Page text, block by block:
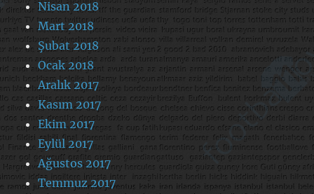
Nisan 2018
Mart 2018
Şubat 2018
Ocak 2018
Aralık 2017
Kasım 2017
Ekim 2017
Eylül 2017
Ağustos 2017
Temmuz 2017